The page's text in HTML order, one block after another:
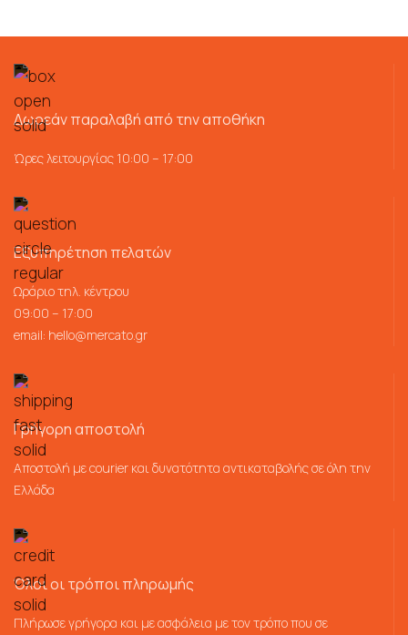
Δωρεάν παραλαβή από την αποθήκη
Ώρες λειτουργίας 10:00 – 17:00
Εξυπηρέτηση πελατών
Ωράριο τηλ. κέντρου
09:00 – 17:00
email: hello@mercato.gr
Γρήγορη αποστολή
Αποστολή με courier και δυνατότητα αντικαταβολής σε όλη την
Ελλάδα
Όλοι οι τρόποι πληρωμής
Πλήρωσε γρήγορα και με ασφάλεια με τον τρόπο που σε